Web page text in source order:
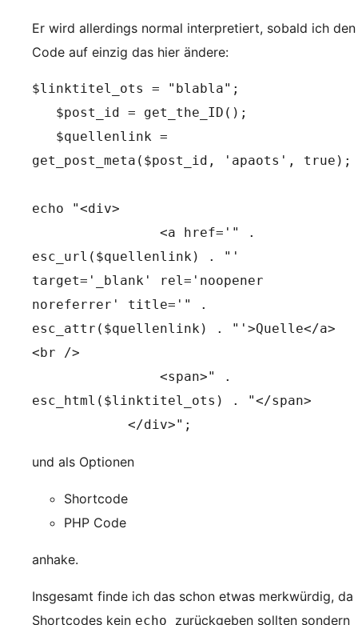
Er wird allerdings normal interpretiert, sobald ich den
Code auf einzig das hier ändere:
$linktitel_ots = "blabla";
   $post_id = get_the_ID();
get_post_meta($post_id, 'apaots', true);
echo "<div>
esc_url($quellenlink) . "'
target='_blank' rel='noopener
noreferrer' title='" .
esc_attr($quellenlink) . "'>Quelle</a>
<br />
esc_html($linktitel_ots) . "</span>
            </div>";
und als Optionen
Shortcode
PHP Code
anhake.
Insgesamt finde ich das schon etwas merkwürdig, da
Shortcodes kein echo zurückgeben sollten sondern